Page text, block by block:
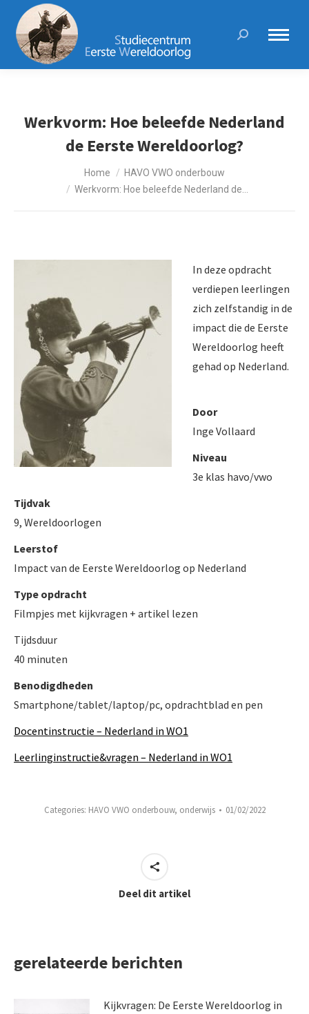
Search:
Werkvorm: Hoe beleefde Nederland
de Eerste Wereldoorlog?
Home
HAVO VWO onderbouw
Werkvorm: Hoe beleefde Nederland de…
In deze opdracht
verdiepen leerlingen
zich zelfstandig in de
impact die de Eerste
Wereldoorlog heeft
gehad op Nederland.
Door
Inge Vollaard
Niveau
3e klas havo/vwo
Tijdvak
9, Wereldoorlogen
Leerstof
Impact van de Eerste Wereldoorlog op Nederland
Type opdracht
Filmpjes met kijkvragen + artikel lezen
Tijdsduur
40 minuten
Benodigdheden
Smartphone/tablet/laptop/pc, opdrachtblad en pen
Docentinstructie – Nederland in WO1
Leerlinginstructie&vragen – Nederland in WO1
Categories: HAVO VWO onderbouw, onderwijs 01/02/2022
Deel dit artikel
gerelateerde berichten
Kijkvragen: De Eerste Wereldoorlog in